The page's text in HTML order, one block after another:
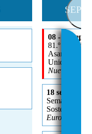
08 - 22
81.º período
Asamblea
Unidas
Nueva York,
18
Semana
Sostenible
Europa